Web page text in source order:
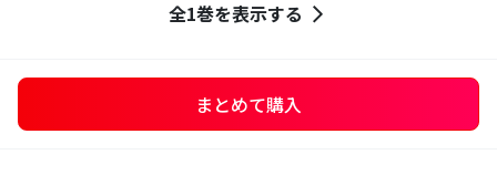
全1巻を表示する
まとめて購入